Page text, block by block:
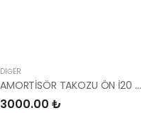
DIĞER
AMORTİSÖR TAKOZU ÖN İ20 2020- 54610-Q0100-MOBIS-S
3000.00 ₺